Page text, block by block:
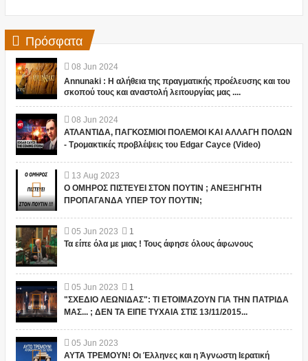
Πρόσφατα
08 Jun 2024
Annunaki : Η αλήθεια της πραγματικής προέλευσης και του
σκοπού τους και αναστολή λειτουργίας μας ....
08 Jun 2024
ΑΤΛΑΝΤΙΔΑ, ΠΑΓΚΟΣΜΙΟΙ ΠΟΛΕΜΟΙ ΚΑΙ ΑΛΛΑΓΗ ΠΟΛΩΝ
- Τρομακτικές προβλέψεις του Edgar Cayce (Video)
13 Aug 2023
Ο ΟΜΗΡΟΣ ΠΙΣΤΕΥΕΙ ΣΤΟΝ ΠΟΥΤΙΝ ; ΑΝΕΞΗΓΗΤΗ
ΠΡΟΠΑΓΑΝΔΑ ΥΠΕΡ ΤΟΥ ΠΟΥΤΙΝ;
05 Jun 2023
1
Τα είπε όλα με μιας ! Τους άφησε όλους άφωνους
05 Jun 2023
1
"ΣΧΕΔΙΟ ΛΕΩΝΙΔΑΣ": ΤΙ ΕΤΟΙΜΑΖΟΥΝ ΓΙΑ ΤΗΝ ΠΑΤΡΙΔΑ
ΜΑΣ... ; ΔΕΝ ΤΑ ΕΙΠΕ ΤΥΧΑΙΑ ΣΤΙΣ 13/11/2015...
05 Jun 2023
ΑΥΤΑ ΤΡΕΜΟΥΝ! Οι Έλληνες και η Άγνωστη Ιερατική